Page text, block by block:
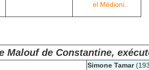
el Médioni..
Malouf de Constantine,
Simone Tamar